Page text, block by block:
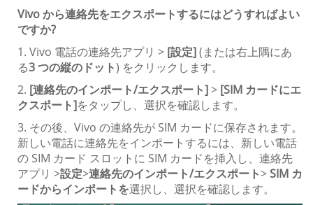
Vivo から連絡先をエクスポートするにはどうすればよい
ですか?
1. Vivo 電話の連絡先アプリ > [設定](または右上隅にあ
る3 つの縦のドット) をクリックします。
2. [連絡先のインポート/エクスポート]> [SIM カードにエ
クスポート]をタップし、選択を確認します。
3. その後、Vivo の連絡先が SIM カードに保存されます。
新しい電話に連絡先をインポートするには、新しい電話
の SIM カード スロットに SIM カードを挿入し、連絡先
アプリ >設定>連絡先のインポート/エクスポート>SIM カ
ードからインポートを選択し、選択を確認します。